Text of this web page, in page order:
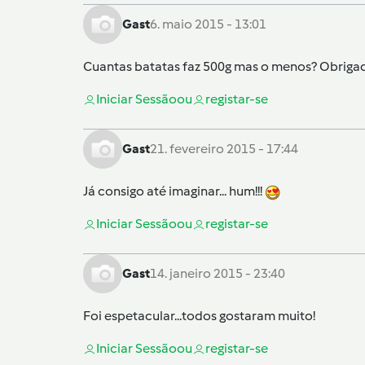
Gast6. maio 2015 - 13:01
Cuantas batatas faz 500g mas o menos?
Iniciar Sessãoou registar-se
Gast21. fevereiro 2015 - 17:44
Já consigo até imaginar... hum!!!
Iniciar Sessãoou registar-se
Gast14. janeiro 2015 - 23:40
Foi espetacular...todos gostaram muito!
Iniciar Sessãoou registar-se